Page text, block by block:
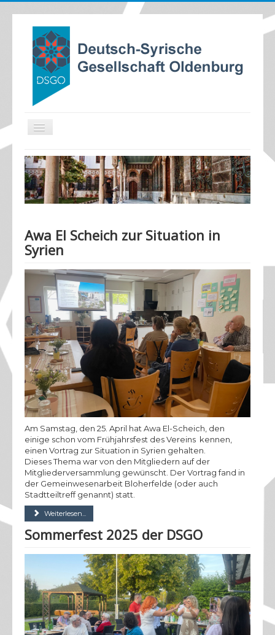
TPL_PROTOSTAR_TOGGLE_MENU
Home
Aktuelles
Termine
Satzung
Mitglied werden
Vorstand
Kontakt
Awa El Scheich zur Situation in
Syrien
Am Samstag, den 25. April hat Awa El-Scheich, den
einige schon vom Frühjahrsfest des Vereins kennen,
einen Vortrag zur Situation in Syrien gehalten.
Dieses Thema war von den Mitgliedern auf der
Mitgliederversammlung gewünscht. Der Vortrag fand in
der Gemeinwesenarbeit Bloherfelde (oder auch
Stadtteiltreff genannt) statt.
Weiterlesen...
Sommerfest 2025 der DSGO